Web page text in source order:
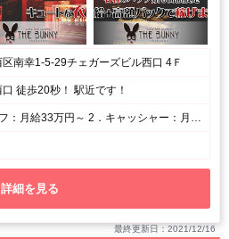
南幸1-5-29チェガーズビル西口 4Ｆ
徒歩20秒！ 駅近です！
詳細を見る
最終更新日：2021/12/16